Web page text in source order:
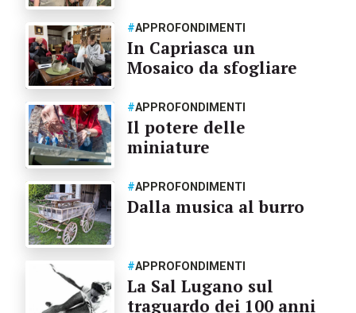
#APPROFONDIMENTI
In Capriasca un
Mosaico da sfogliare
#APPROFONDIMENTI
Il potere delle
miniature
#APPROFONDIMENTI
Dalla musica al burro
#APPROFONDIMENTI
La Sal Lugano sul
traguardo dei 100 anni